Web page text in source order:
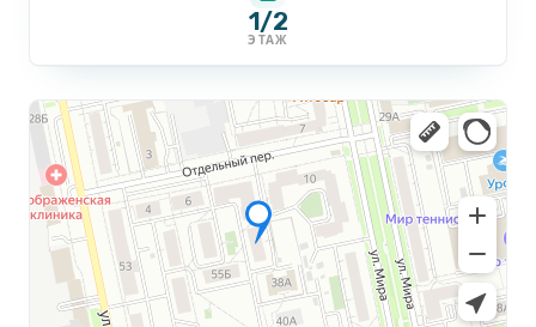
1/2
ЭТАЖ